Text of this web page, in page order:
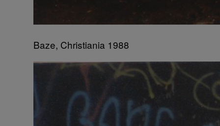
Baze, Christiania 1988